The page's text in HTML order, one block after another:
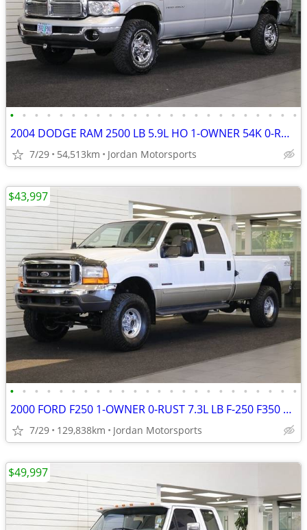
• • • • • • • • • • • • • • • • • • • • • • • •
2004 DODGE RAM 2500 LB 5.9L HO 1-OWNER 54K 0-RUST 3500 2005 2006 2007
7/29 54,513km Jordan Motorsports
• • • • • • • • • • • • • • • • • • • • • • • •
2000 FORD F250 1-OWNER 0-RUST 7.3L LB F-250 F350 1999 2001 2002 2003
7/29 129,838km Jordan Motorsports
$43,997
$49,997